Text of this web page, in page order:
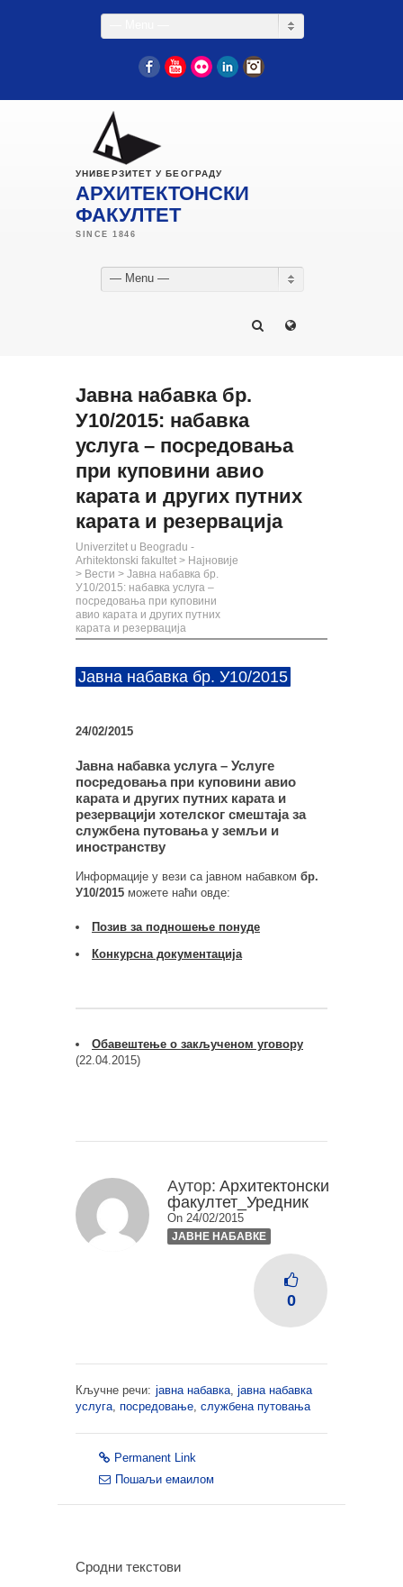
FacebookYouTube
Flickr LinkedIn
УНИВЕРЗИТЕТ У БЕОГРАДУ
АРХИТЕКТОНСКИ
ФАКУЛТЕТ
— Menu —
Јавна набавка бр.
У10/2015: набавкa
услуга – посредовања
при куповини авио
карата и других путних
карата и резервација
Univerzitet u Beogradu -
Arhitektonski fakultet > Најновије
> Вести > Јавна набавка бр.
У10/2015: набавкa услуга –
посредовања при куповини
авио карата и других путних
карата и резервација
Јавна набавка бр. У10/2015
24/02/2015
Јавна набавка услуга – Услуге
посредовања при куповини авио
карата и других путних карата и
резервацији хотелског смештаја за
службена путовања у земљи и
иностранству
Информације у вези са јавном набавком бр.
У10/2015 можете наћи овде:
Позив за подношење понуде
Конкурсна документација
Обавештење о закљученом уговору
(22.04.2015)
Аутор: Архитектонски
факултет_Уредник
On 24/02/2015
ЈАВНЕ НАБАВКЕ
0
Кључне речи: јавна набавка, јавна набавка
услуга, посредовање, службена путовања
Permanent Link
Пошаљи емаилом
Сродни текстови